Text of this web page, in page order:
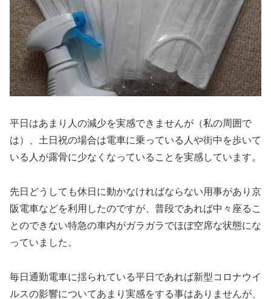
平日はあまり人の減少を実感できませんが（私の周囲で
は）、土日祝の場合は電車に乗っている人や街中を歩いて
いる人が露骨に少なくなっていることを実感しています。
先日どうしても休日に動かなければならない用事があり京
阪電車などを利用したのですが、普段であれば中々座るこ
とのできない特急の車内がガラガラでほぼ空席な状態にな
っていました。
毎日通勤電車に揺られている平日であれば新型コロナウイ
ルスの影響についてあまり実感をする事はありませんが、